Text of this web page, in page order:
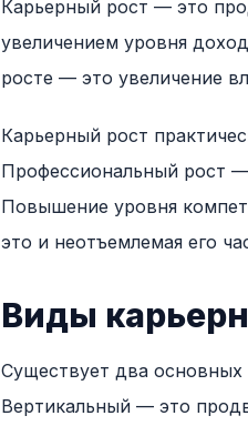
Карьерный рост — это
увеличением уровня
росте — это увеличение
Карьерный рост
Профессиональный рост
Повышение уровня
это и неотъемлемая его
Виды
Существует два основных
Вертикальный — это